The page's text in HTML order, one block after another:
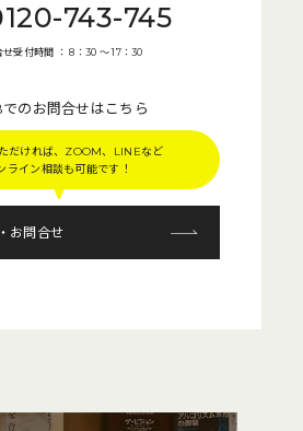
743-745
せ受付時間 ： 8：30 〜 17：30
のお問合せはこちら
だければ、ZOOM、LINEなど
ライン相談も可能です！
お問合せ